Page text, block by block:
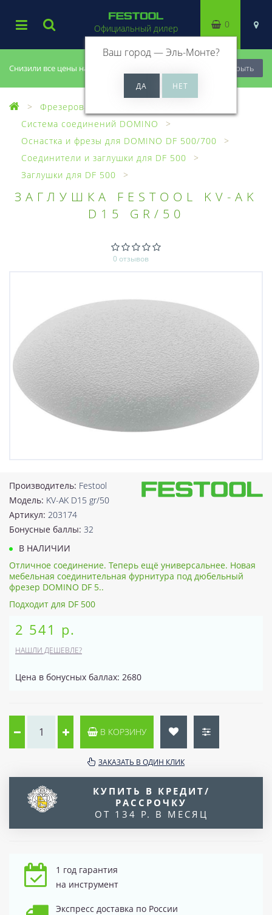
Снизили все цены на 20%, успей купить! Закрыть
Официальный дилер
Ваш город —Эль-Монте?
0
Фрезерование
Система соединений DOMINO
Оснастка и фрезы для DOMINO DF 500/700
Соединители и заглушки для DF 500
Заглушки для DF 500
ЗАГЛУШКА FESTOOL KV-AK
D15 GR/50
0 отзывов
Производитель: Festool
Модель: KV-AK D15 gr/50
Артикул: 203174
Бонусные баллы: 32
В НАЛИЧИИ
Отличное соединение. Теперь ещё универсальнее. Новая
мебельная соединительная фурнитура под дюбельный
фрезер DOMINO DF 5..
Подходит для DF 500
2 541 р.
НАШЛИ ДЕШЕВЛЕ?
Цена в бонусных баллах: 2680
В КОРЗИНУ
ЗАКАЗАТЬ В ОДИН КЛИК
КУПИТЬ В КРЕДИТ/
РАССРОЧКУ
ОТ 134 Р. В МЕСЯЦ
1 год гарантия
на инструмент
Экспресс доставка по России